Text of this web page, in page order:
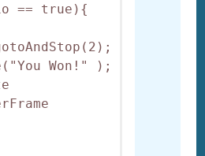
== true){
Won!" );